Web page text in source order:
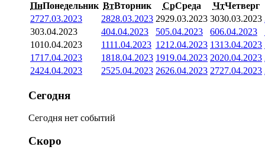
ПнПонедельник ВтВторник СрСреда ЧтЧетверг
2727.03.2023 2828.03.2023 2929.03.2023 3030.03.2023
303.04.2023 404.04.2023 505.04.2023 606.04.2023
1010.04.2023 1111.04.2023 1212.04.2023 1313.04.2023
1717.04.2023 1818.04.2023 1919.04.2023 2020.04.2023
2424.04.2023 2525.04.2023 2626.04.2023 2727.04.2023
Сегодня
Сегодня нет событий
Скоро